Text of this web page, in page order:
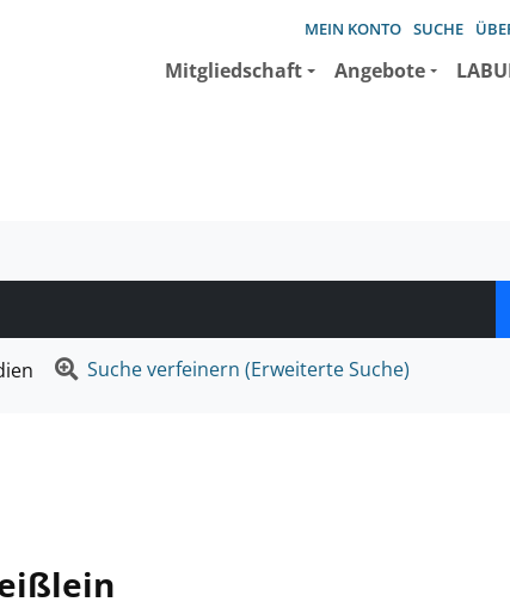
MEIN KONTO SUCHE
Mitgliedschaft Angebote
wollen.Suche verfeinern (Erweiterte Suche)